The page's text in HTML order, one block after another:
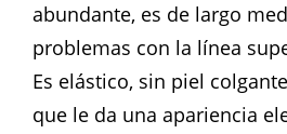
abundante, es de largo
problemas con la línea
Es elástico, sin piel
que le da una apariencia